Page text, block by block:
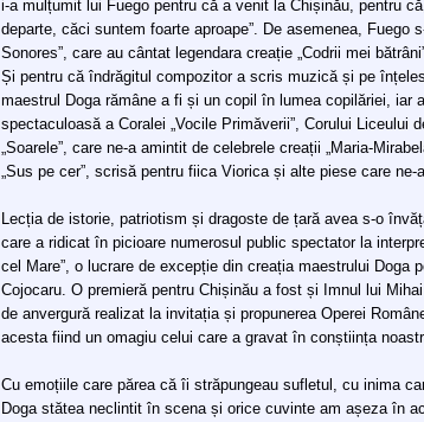
i-a mulțumit lui Fuego pentru că a venit la Chișinău, pentru
departe, căci suntem foarte aproape”. De asemenea,
Sonores”, care au cântat legendara creație „Codrii mei
Și pentru că îndrăgitul compozitor a scris muzică și pe
maestrul Doga rămâne a fi și un copil în lumea copilăriei, iar
spectaculoasă a Coralei „Vocile Primăverii”, Corului Liceului
„Soarele”, care ne-a amintit de celebrele creații „Maria-
„Sus pe cer”, scrisă pentru fiica Viorica și alte piese care
Lecția de istorie, patriotism și dragoste de țară avea s-o
care a ridicat în picioare numerosul public spectator la
cel Mare”, o lucrare de excepție din creația maestrului Doga
Cojocaru. O premieră pentru Chișinău a fost și Imnul lui
de anvergură realizat la invitația și propunerea Operei
acesta fiind un omagiu celui care a gravat în conștiința
Cu emoțiile care părea că îi străpungeau sufletul, cu inima
Doga stătea neclintit în scena și orice cuvinte am așeza în